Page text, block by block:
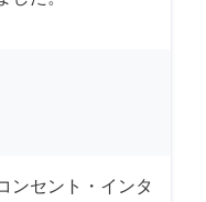
ンセント・インタ